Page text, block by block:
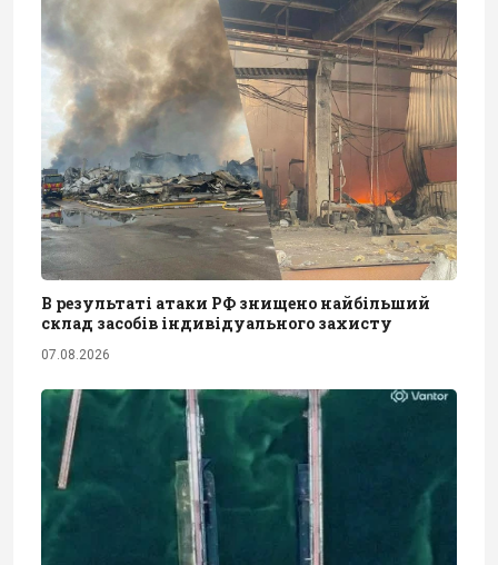
В результаті атаки РФ знищено найбільший
склад засобів індивідуального захисту
07.08.2026